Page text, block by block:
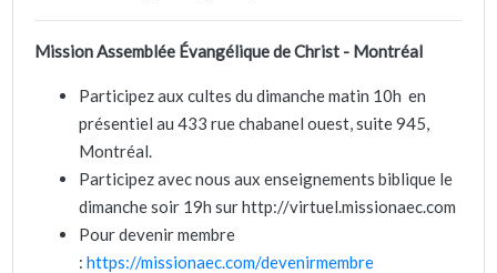
Mission Assemblée Évangélique de Christ - Montréal
Participez aux cultes du dimanche matin 10h en
présentiel au 433 rue chabanel ouest, suite 945,
Montréal.
Participez avec nous aux enseignements biblique le
dimanche soir 19h sur http://virtuel.missionaec.com
Pour devenir membre
: https://missionaec.com/devenirmembre